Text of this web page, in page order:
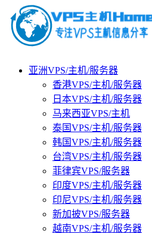
亚洲VPS/主机/服务器
香港VPS/主机/服务器
日本VPS/主机/服务器
马来西亚VPS/主机
泰国VPS/主机/服务器
韩国VPS/主机/服务器
台湾VPS/主机/服务器
菲律宾VPS/服务器
印度VPS/主机/服务器
印尼VPS/主机/服务器
新加披VPS/服务器
越南VPS/主机/服务器